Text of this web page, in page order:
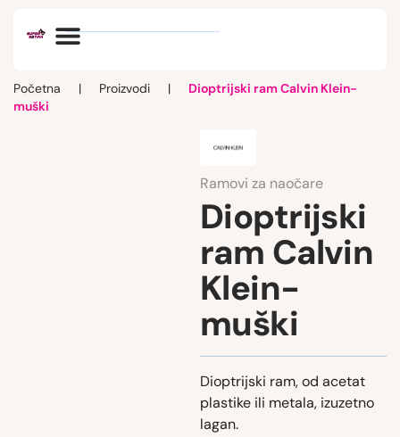
Početna | Proizvodi |
Dioptrijski ram Calvin Klein-
muški
Ramovi za naočare
Dioptrijski
ram Calvin
Klein-
muški
Dioptrijski ram, od acetat
plastike ili metala, izuzetno
lagan.